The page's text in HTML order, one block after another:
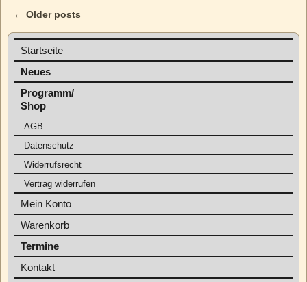
← Older posts
Startseite
Neues
Programm/
Shop
AGB
Datenschutz
Widerrufsrecht
Vertrag widerrufen
Mein Konto
Warenkorb
Termine
Kontakt